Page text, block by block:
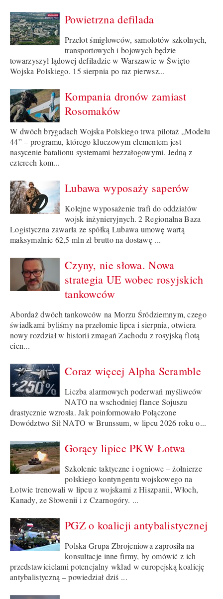
Powietrzna defilada
Przelot śmigłowców, samolotów szkolnych,
transportowych i bojowych będzie
towarzyszył lądowej defiladzie w Warszawie w Święto
Wojska Polskiego. 15 sierpnia po raz pierwsz...
Kompania dronów zamiast
Rosomaków
W dwóch brygadach Wojska Polskiego trwa pilotaż „Modelu
44” – programu, którego kluczowym elementem jest
nasycenie batalionu systemami bezzałogowymi. Jedną z
czterech kom...
Lubawa wyposaży saperów
Kolejne wyposażenie trafi do oddziałów
wojsk inżynieryjnych. 2 Regionalna Baza
Logistyczna zawarła ze spółką Lubawa umowę wartą
maksymalnie 62,5 mln zł brutto na dostawę ...
Czyny, nie słowa. Nowa
strategia UE wobec rosyjskich
tankowców
Abordaż dwóch tankowców na Morzu Śródziemnym, czego
świadkami byliśmy na przełomie lipca i sierpnia, otwiera
nowy rozdział w historii zmagań Zachodu z rosyjską flotą
cien...
Coraz więcej Alpha Scramble
Liczba alarmowych poderwań myśliwców
NATO na wschodniej flance Sojuszu
drastycznie wzrosła. Jak poinformowało Połączone
Dowództwo Sił NATO w Brunssum, w lipcu 2026 roku o...
Gorący lipiec PKW Łotwa
Szkolenie taktyczne i ogniowe – żołnierze
polskiego kontyngentu wojskowego na
Łotwie trenowali w lipcu z wojskami z Hiszpanii, Włoch,
Kanady, ze Słowenii i z Czarnogóry. ...
PGZ o koalicji antybalistycznej
Polska Grupa Zbrojeniowa zaprosiła na
konsultacje inne firmy, by omówić z ich
przedstawicielami potencjalny wkład w europejską koalicję
antybalistyczną – powiedział dziś ...